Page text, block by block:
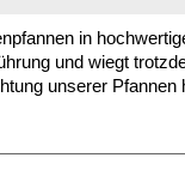
in
und wiegt
unserer